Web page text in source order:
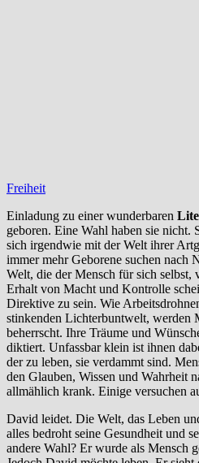
Freiheit
Einladung zu einer wunderbaren
geboren. Eine Wahl haben sie nicht.
sich irgendwie mit der Welt ihrer
immer mehr Geborene suchen nach
Welt, die der Mensch für sich selbst,
Erhalt von Macht und Kontrolle
Direktive zu sein. Wie
stinkenden Lichterbuntwelt, werden
beherrscht. Ihre Träume und
diktiert. Unfassbar klein ist ihnen
der zu leben, sie verdammt sind.
den Glauben, Wissen und Wahrheit
allmählich krank. Einige versuchen
David leidet. Die Welt, das Leben
alles bedroht seine Gesundheit und
andere Wahl? Er wurde als Mensch